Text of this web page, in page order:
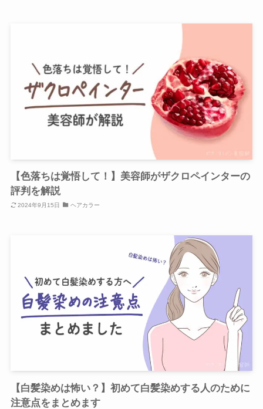
【色落ちは覚悟して！】美容師がザクロペインターの
評判を解説
2024年9月15日 ヘアカラー
【白髪染めは怖い？】初めて白髪染めする人のために
注意点をまとめます